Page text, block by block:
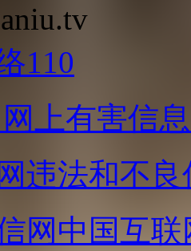
110
网上有害信
违法和不
网 中国互